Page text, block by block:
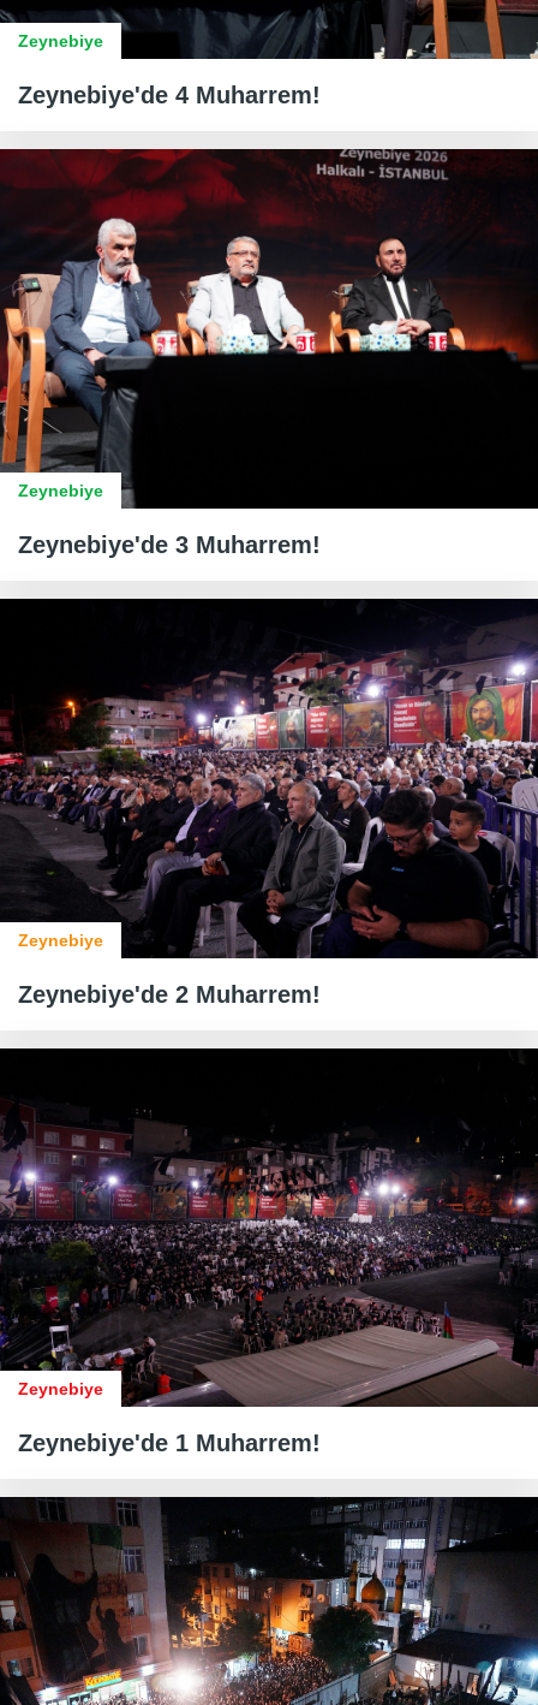
Zeynebiye
Zeynebiye'de 4 Muharrem!
Zeynebiye
Zeynebiye'de 3 Muharrem!
Zeynebiye
Zeynebiye'de 2 Muharrem!
Zeynebiye
Zeynebiye'de 1 Muharrem!